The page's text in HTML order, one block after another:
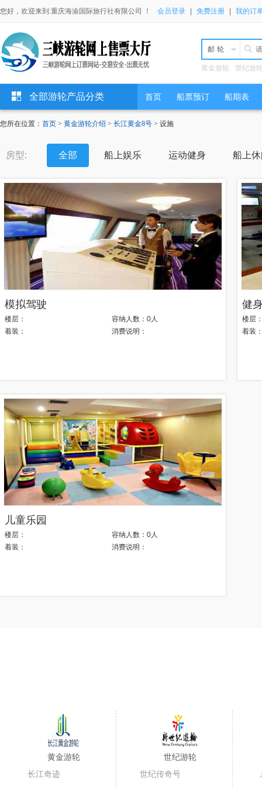
您好，欢迎来到:重庆海渝国际旅行社有限公司 ！ 会员登录 免费注册 我的订
邮轮
黄金游轮 世纪游
全部游轮产品分类 首页 船票预订 船期表
您所在位置： 首页 > 黄金游轮介绍 > 长江黄金8号 > 设施
房型: 全部 船上娱乐 运动健身 船上
模拟驾驶
楼层： 容纳人数：0人
着装：
消费说明：
健
楼层
着装
儿童乐园
楼层： 容纳人数：0人
着装：
消费说明：
黄金游轮
长江奇迹
世纪游轮
世纪传奇号